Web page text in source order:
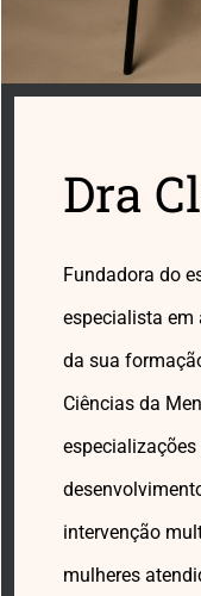
Dra
Fundadora do
especialista em
da sua
Ciências da
intervenção
mulheres